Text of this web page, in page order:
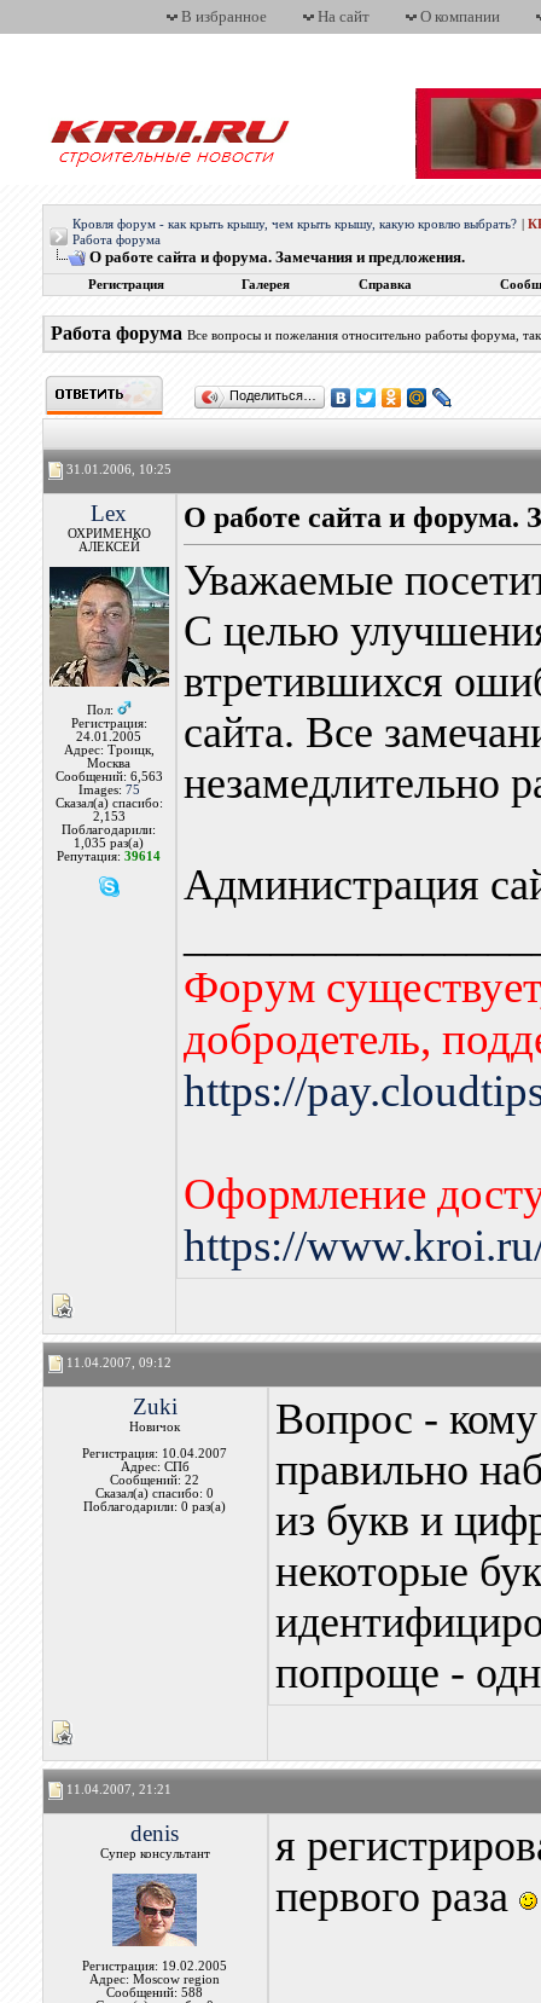
В избранное На сайт О компании
Кровля форум - как крыть крышу, чем крыть крышу, какую кровлю выбрать?
Работа форума
О работе сайта и форума. Замечания и предложения.
Регистрация Галерея Справка
Работа форума Все вопросы и пожелания относительно работы форума,
Поделиться…
31.01.2006, 10:25
Lex
ОХРИМЕНКО
АЛЕКСЕЙ
Пол:
Регистрация:
24.01.2005
Адрес: Троицк,
Москва
Сообщений: 6,563
Images: 75
Сказал(а) спасибо:
2,153
Поблагодарили:
1,035 раз(а)
Репутация:39614
О работе сайта и форума.
Уважаемые
С целью
втретившихся
сайта. Все
незамедлительно
Администрация
Форум
добродетель,
https://
Оформление
https://
11.04.2007, 09:12
Zuki
Новичок
Регистрация: 10.04.2007
Адрес: СПб
Сообщений: 22
Сказал(а) спасибо: 0
Поблагодарили: 0 раз(а)
Вопрос - кому
правильно
из букв и
некоторые
попроще -
11.04.2007, 21:21
denis
Супер консультант
Регистрация: 19.02.2005
Адрес: Moscow region
Сообщений: 588
я
первого раза